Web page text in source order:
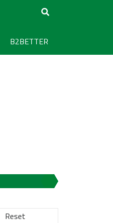
B2BETTER
Reset